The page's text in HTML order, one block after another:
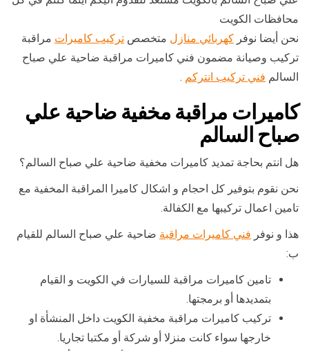
محافظات الكويت
نحن أيضا نوفر كهربائي منازل متخصص تركيب كاميرات مراقبة
تركيب وصيانة مضمون فني كاميرات مراقبة ضاحية علي صباح
السالم فني تركيب انتركم .
كاميرات مراقبة مخفية ضاحية علي
صباح السالم
هل انتم بحاجة تمديد كاميرات مخفية ضاحية علي صباح السالم؟
نحن نقوم بتوفير كل احجام و اشكال كاميرا المراقبة المخفية مع
تامين اعمال تركيبها مع الكفالة.
هذا و نوفر فني كاميرات مراقبة ضاحية علي صباح السالم للقيام
ب:
تامين كاميرات مراقبة للسيارات في الكويت و القيام
بتمديدها أو برمجتها.
تركيب كاميرات مراقبة مخفية الكويت داخل المنشأة او
خارجها سواء كانت منزلا أو شركة أو مكتبا تجاريا.